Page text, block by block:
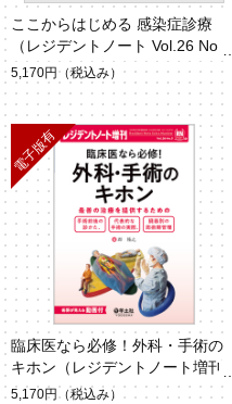
ここからはじめる 感染症診療
（レジデントノート Vol.26 No.
8）
5,170円 （税込み）
臨床医なら必修！外科・手術の
キホン（レジデントノート増刊 V
ol.26 No.5）
5,170円 （税込み）